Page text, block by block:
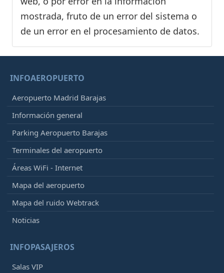
mostrada, fruto de un error del sistema o
de un error en el procesamiento de datos.
INFOAEROPUERTO
Aeropuerto Madrid Barajas
Información general
Parking Aeropuerto Barajas
Terminales del aeropuerto
Áreas WiFi - Internet
Mapa del aeropuerto
Mapa del ruido Webtrack
Noticias
INFOPASAJEROS
Salas VIP